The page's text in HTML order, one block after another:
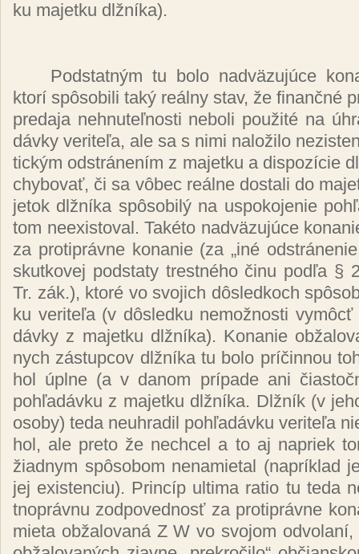
ku ma­jet­ku dl­žní­ka).
Pod­stat­ným tu bo­lo nad­vä­zu­jú­ce
kto­rí spô­so­bi­li ta­ký reál­ny stav, že fi­nan­čné
pre­da­ja neh­nu­teľ­nos­ti ne­bo­li pou­ži­té na
dáv­ky ve­ri­te­ľa, ale sa s ni­mi na­lo­ži­lo
tic­kým od­strá­ne­ním z ma­jet­ku a dis­po­zí­cie
chy­bo­vať, či sa vô­bec reál­ne dos­ta­li do
je­tok dl­žní­ka spô­so­bi­lý na us­po­ko­je­nie
tom neexis­to­val. Ta­ké­to nad­vä­zu­jú­ce
za proti­práv­ne ko­na­nie (za „iné
skut­ko­vej pod­sta­ty tres­tné­ho či­nu pod­ľa §
Tr. zák.), kto­ré vo svo­jich dôs­led­koch
ku ve­ri­te­ľa (v dôs­led­ku ne­mož­nos­ti
dáv­ky z ma­jet­ku dl­žní­ka). Ko­na­nie
nych zá­stup­cov dl­žní­ka tu bo­lo prí­čin­nou
hol úpl­ne (a v da­nom prí­pa­de ani
poh­ľa­dáv­ku z ma­jet­ku dl­žní­ka. Dl­žník (v
oso­by) te­da neuh­ra­dil poh­ľa­dáv­ku ve­ri­te­ľa
hol, ale pre­to že nech­cel a to aj na­priek
žiad­nym spô­so­bom ne­na­mie­tal (nap­rík­lad
jej exis­ten­ciu). Prin­cíp ul­ti­ma ra­tio tu te­da
tnop­ráv­nu zod­po­ved­nosť za proti­práv­ne
mie­ta ob­ža­lo­va­ná Z W vo svo­jom